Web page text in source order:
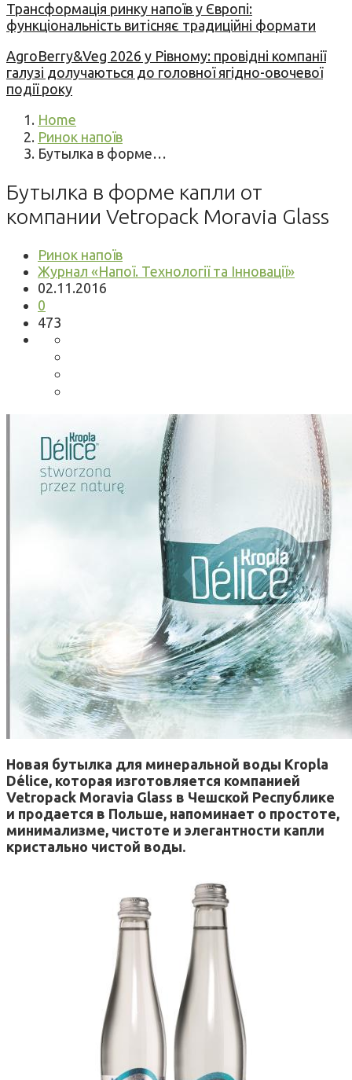
Трансформація ринку напоїв у Європі:
функціональність витісняє традиційні формати
AgroBerry&Veg 2026 у Рівному: провідні компанії
галузі долучаються до головної ягідно-овочевої
події року
Home
Ринок напоїв
Бутылка в форме…
Бутылка в форме капли от
компании Vetropack Moravia Glass
Ринок напоїв
Журнал «Напої. Технології та Інновації»
02.11.2016
0
473
Новая бутылка для минеральной воды Kropla
Délice, которая изготовляется компанией
Vetropack Moravia Glass в Чешской Республике
и продается в Польше, напоминает о простоте,
минимализме, чистоте и элегантности капли
кристально чистой воды.